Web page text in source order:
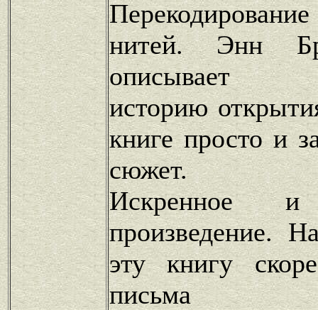
нитей. Энн
описывает
историю
книге просто и
сюжет.
Искренное и
произведение.
эту книгу
письма